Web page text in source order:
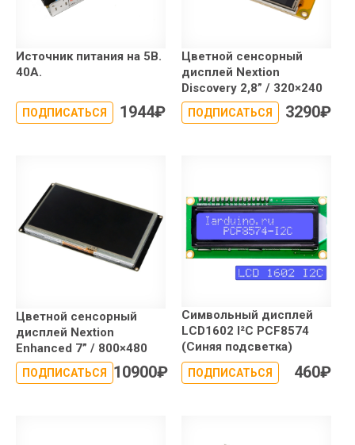
Источник питания на 5В.
40А.
ПОДПИСАТЬСЯ 1944₽
Цветной сенсорный
дисплей Nextion
Discovery 2,8” / 320×240
ПОДПИСАТЬСЯ 3290₽
Цветной сенсорный
дисплей Nextion
Enhanced 7” / 800×480
ПОДПИСАТЬСЯ 10900₽
Символьный дисплей
LCD1602 I²C PCF8574
(Синяя подсветка)
ПОДПИСАТЬСЯ 460₽